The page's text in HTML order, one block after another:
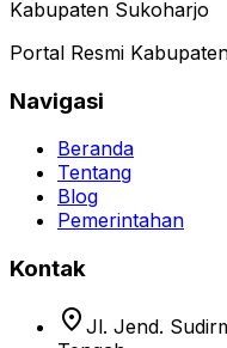
Kabupaten Sukoharjo
Portal Resmi
Navigasi
Beranda
Tentang
Blog
Pemerintahan
Kontak
location_on Jl. Jend.